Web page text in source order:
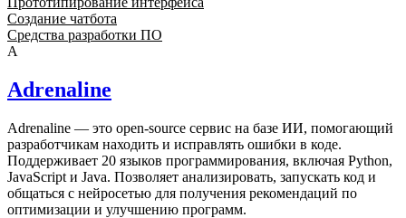
Создание чатбота
Средства разработки ПО
A
Adrenaline
Adrenaline — это open-source сервис на базе ИИ, помогающий
разработчикам находить и исправлять ошибки в коде.
Поддерживает 20 языков программирования, включая Python,
JavaScript и Java. Позволяет анализировать, запускать код и
общаться с нейросетью для получения рекомендаций по
оптимизации и улучшению программ.